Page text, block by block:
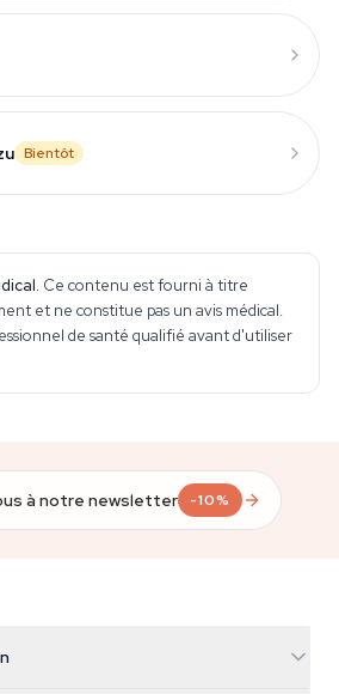
Bientôt
Ce contenu est fourni à titre
et ne constitue pas un avis médical.
de santé qualifié avant d'utiliser
à notre newsletter -10%